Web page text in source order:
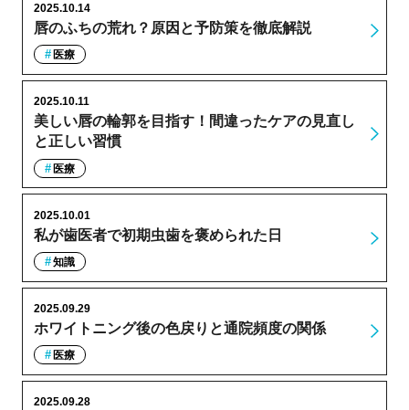
唇のふちの荒れ？原因と予防策を徹底解説
2025.10.14
医療
美しい唇の輪郭を目指す！間違ったケアの見直し
と正しい習慣
2025.10.11
医療
私が歯医者で初期虫歯を褒められた日
2025.10.01
知識
ホワイトニング後の色戻りと通院頻度の関係
2025.09.29
医療
2025.09.28